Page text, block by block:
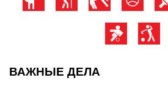
ВАЖНЫЕ ДЕЛА